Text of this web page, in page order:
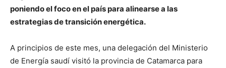
poniendo el foco en el país para alinearse a las
estrategias de transición energética.
A principios de este mes, una delegación del Ministerio
de Energía saudí visitó la provincia de Catamarca para